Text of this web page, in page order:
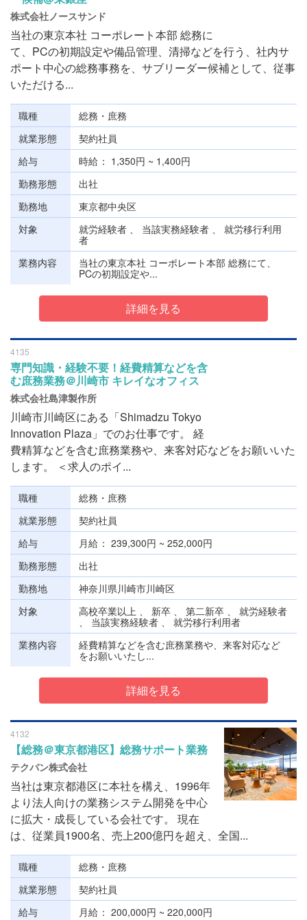
株式会社ノースサンド
当社の東京本社 コーポレート本部 総務に
て、PCの初期設定や備品管理、清掃などを行う、社内サ
ポート中心の総務事務を、サブリーダー候補として、従事
いただける...
職種
総務・庶務
就業形態
契約社員
給与
時給
1,350円 ~ 1,400円
勤務形態
出社
勤務地
東京都中央区
対象
就労経験者 、 当該実務経験者 、 就労移行利用
者
業務内容
当社の東京本社 コーポレート本部 総務にて、
PCの初期設定や...
詳細を見る
4135
専門知識・経験不要！経費精算などを含
む庶務業務＠川崎市 キレイなオフィス
株式会社島津製作所
川崎市川崎区にある「Shimadzu Tokyo
Innovation Plaza」でのお仕事です。 経
費精算などを含む庶務業務や、来客対応などをお願いいた
します。 ＜求人のポイ...
職種
総務・庶務
就業形態
契約社員
給与
月給
239,300円 ~ 252,000円
勤務形態
出社
勤務地
神奈川県川崎市川崎区
対象
高校卒業以上 、 新卒 、 第二新卒 、 就労経験者
、 当該実務経験者 、 就労移行利用者
業務内容
経費精算などを含む庶務業務や、来客対応など
をお願いいたし...
詳細を見る
4132
【総務＠東京都港区】総務サポート業務
テクバン株式会社
当社は東京都港区に本社を構え、1996年
より法人向けの業務システム開発を中心
に拡大・成長している会社です。 現在
は、従業員1900名、売上200億円を超え、全国...
職種
総務・庶務
就業形態
契約社員
給与
月給 200,000円 ~ 220,000円